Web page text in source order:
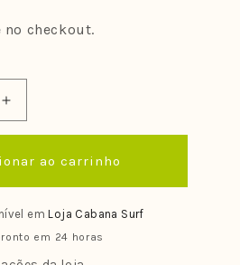
no checkout.
Aumentar
a
de
Deck
Lion
2.0
/
ao carrinho
emLoja Cabana Surf
em 24 horas